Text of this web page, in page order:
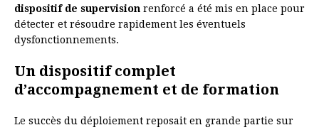
dispositif de supervision renforcé a été mis en place pour
détecter et résoudre rapidement les éventuels
dysfonctionnements.
Un dispositif complet
d’accompagnement et de formation
Le succès du déploiement reposait en grande partie sur